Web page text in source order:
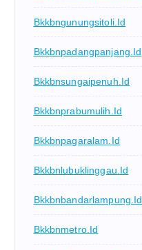
Bkkbngunungsitoli.id
Bkkbnpadangpanjang.id
Bkkbnsungaipenuh.id
Bkkbnprabumulih.id
Bkkbnpagaralam.id
Bkkbnlubuklinggau.id
Bkkbnbandarlampung.id
Bkkbnmetro.id